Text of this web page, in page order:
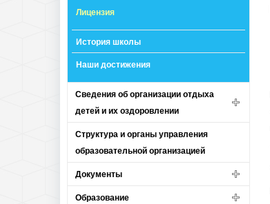
Лицензия
История школы
Наши достижения
Сведения об организации отдыха
детей и их оздоровлении
Структура и органы управления
образовательной организацией
Документы
Образование